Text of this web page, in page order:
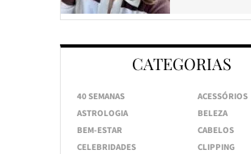
CATEGORIAS
40 SEMANAS
ACESSÓRIOS
ASTROLOGIA
BELEZA
BEM-ESTAR
CABELOS
CELEBRIDADES
CLIPPING